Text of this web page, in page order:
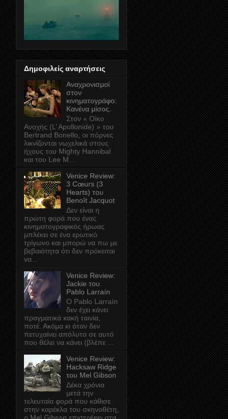
Δημοφιλείς αναρτήσεις
Αναχρονισμοί
στον
κινηματογράφο:
Κανένα μίσος.
Στον « Οίκο
Ανοχής (L’ Apollonide) » του
Bertrand Bonello, οι πόρνες
λικνίζονται νωχελικά στους
ήχους του Mighty Hannibal
και του Lee M...
Venice Review:
3 Cœurs (3
Hearts) του
Benoît Jacquot
Δεν είναι η
πρώτη φορά που ένας
κινηματογραφικός ήρωας
μπλέκει σε ένα ερωτικό
τρίγωνο και μπορώ να πω με
βεβαιότητα ότι δεν πρόκειται
να...
Venice Review:
Jackie του
Pablo Larraín
Ο Pablo Larraín
δεν έχει κάνει
πραγματικά κακή ταινία,
ποτέ. Ακόμα κι όταν δεν
πετυχαίνει απόλυτα σε αυτό
που θέλει να κάνει (βλέπε ...
Venice Review:
Hacksaw Ridge
του Mel Gibson
Δέκα χρόνια
μετά την
τελευταία φορά που κάθισε
στην καρέκλα του σκηνοθέτη,
ο Mel Gibson επιστρέφει στα